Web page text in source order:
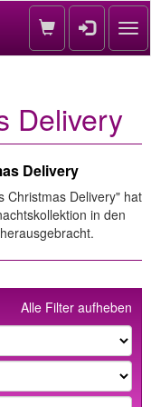
Delivery
Delivery
Christmas Delivery" hat
in den
Alle Filter aufheben